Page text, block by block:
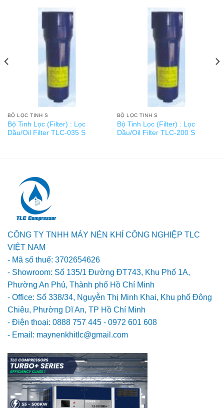
BỘ LỌC TINH S
Bộ Tinh Lọc (Filter) : Lọc
Dầu/Oil Filter TLC-035 S
BỘ LỌC TINH S
Bộ Tinh Lọc (Filter) : Lọc
Dầu/Oil Filter TLC-200 S
CÔNG TY TNHH MÁY NÉN KHÍ CÔNG NGHIỆP TLC
VIỆT NAM
- Mã số thuế: 3702654626
- Showroom: Số 135/1 Đường ĐT743, Khu Phố 1A,
Phường An Phú, Thành phố Hồ Chí Minh
- Office: Số 338/34, Nguyễn Thị Minh Khai, Khu phố Đông
Chiêu, Phường Dĩ An, TP Hồ Chí Minh
- Điện thoại: 0888 757 445 - 0972 601 608
- Email: maynenkhitlc@gmail.com